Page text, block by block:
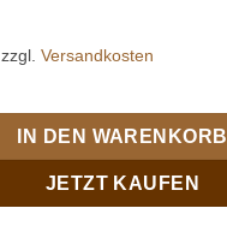
zzgl. Versandkosten
IN DEN WARENKORB
JETZT KAUFEN